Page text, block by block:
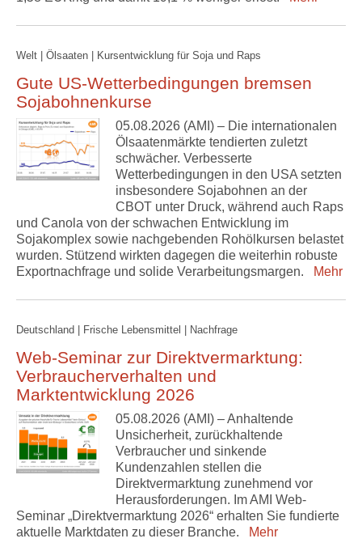
Welt | Ölsaaten | Kursentwicklung für Soja und Raps
Gute US-Wetterbedingungen bremsen
Sojabohnenkurse
05.08.2026 (AMI) – Die internationalen
Ölsaatenmärkte tendierten zuletzt
schwächer. Verbesserte
Wetterbedingungen in den USA setzten
insbesondere Sojabohnen an der
CBOT unter Druck, während auch Raps
und Canola von der schwachen Entwicklung im
Sojakomplex sowie nachgebenden Rohölkursen belastet
wurden. Stützend wirkten dagegen die weiterhin robuste
Exportnachfrage und solide Verarbeitungsmargen.
Mehr
Deutschland | Frische Lebensmittel | Nachfrage
Web-Seminar zur Direktvermarktung:
Verbraucherverhalten und
Marktentwicklung 2026
05.08.2026 (AMI) – Anhaltende
Unsicherheit, zurückhaltende
Verbraucher und sinkende
Kundenzahlen stellen die
Direktvermarktung zunehmend vor
Herausforderungen. Im AMI Web-
Seminar „Direktvermarktung 2026“ erhalten Sie fundierte
aktuelle Marktdaten zu dieser Branche.
Mehr